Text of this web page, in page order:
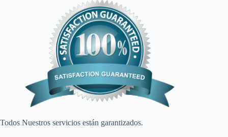
Todos Nuestros servicios están garantizados.